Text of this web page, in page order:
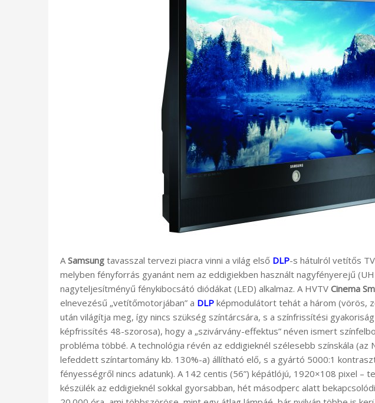
A Samsung tavasszal tervezi piacra vinni a világ első DLP-s hátulról vetítős
melyben fényforrás gyanánt nem az eddigiekben használt nagyfényerejű
nagyteljesítményű fénykibocsátó diódákat (LED) alkalmaz. A HVTV Cinema
elnevezésű „vetítőmotorjában” a DLP képmodulátort tehát a három (vörös,
után világítja meg, így nincs szükség színtárcsára, s a színfrissítési
képfrissítés 48-szorosa), hogy a „szivárvány-effektus” néven ismert
probléma többé. A technológia révén az eddigieknél szélesebb színskála (az
lefeddett színtartomány kb. 130%-a) állítható elő, s a gyártó 5000:1
fényességről nincs adatunk). A 142 centis (56”) képátlójú, 1920×108 pixel –
készülék az eddigieknél sokkal gyorsabban, hét másodperc alatt